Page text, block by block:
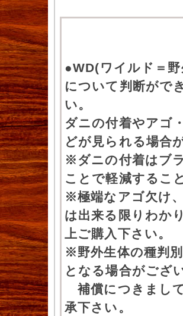
●WD(ワイルド＝
について判断がで
い。
ダニの付着やアゴ
どが見られる場合
※ダニの付着はブ
ことで軽減するこ
※極端なアゴ欠け
は出来る限りわか
上ご購入下さい。
※野外生体の種判
となる場合がござ
補償につきまし
承下さい。